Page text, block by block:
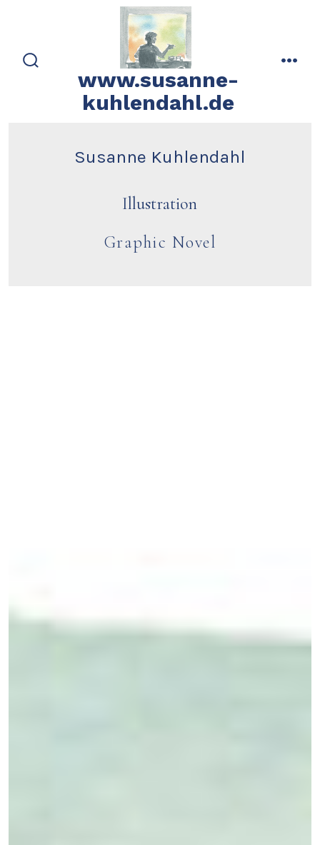
ein-/ausblenden
www.susanne-
kuhlendahl.de
Susanne Kuhlendahl
Illustration
Graphic Novel